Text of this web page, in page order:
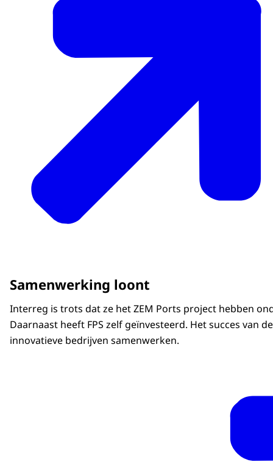
Samenwerking loont
Interreg is trots dat ze het ZEM Ports project hebben
Daarnaast heeft FPS zelf geïnvesteerd. Het succes van
innovatieve bedrijven samenwerken.